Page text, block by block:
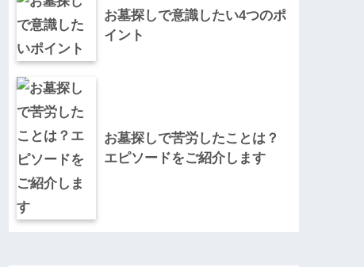
お墓探しで意識したい4つのポ
イント
お墓探しで苦労したことは？
エピソードをご紹介します